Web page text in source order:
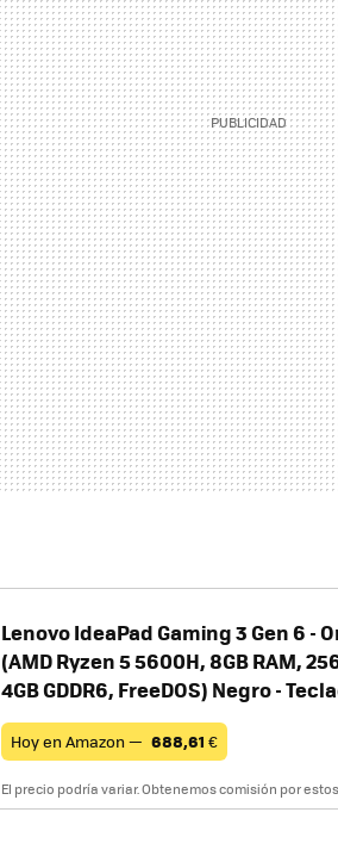
Lenovo IdeaPad Gaming 3 Gen 6 -
(AMD Ryzen 5 5600H, 8GB RAM,
4GB GDDR6, FreeDOS) Negro -
Hoy en Amazon — 688,61 €
El precio podría variar. Obtenemos comisión por